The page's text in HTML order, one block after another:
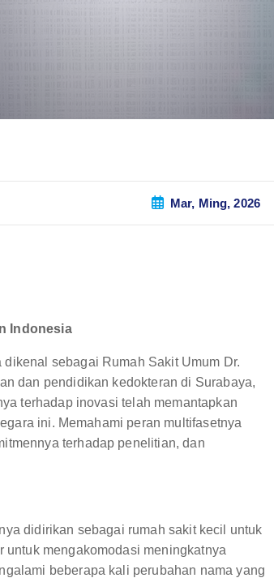
Mar, Ming, 2026
Indonesia
sebagai Rumah Sakit Umum Dr.
dan pendidikan kedokteran di Surabaya,
terhadap inovasi telah memantapkan
ini. Memahami peran multifasetnya
terhadap penelitian, dan
didirikan sebagai rumah sakit kecil untuk
untuk mengakomodasi meningkatnya
beberapa kali perubahan nama yang